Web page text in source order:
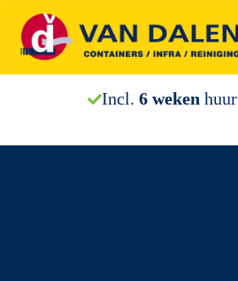
inhoud
Incl. 6 weken huur